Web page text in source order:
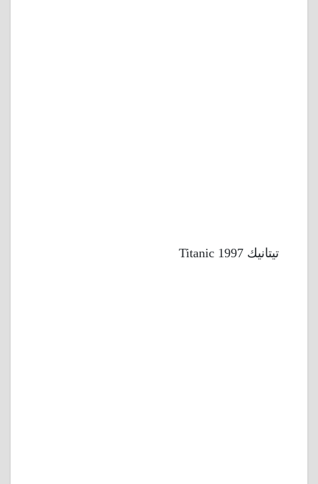
تيتانيك 1997 Titanic